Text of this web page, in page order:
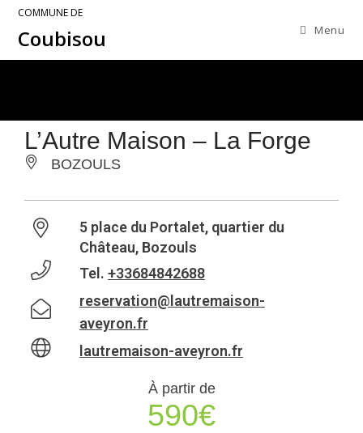
COMMUNE DE
Coubisou Menu
L’Autre Maison – La Forge
BOZOULS
5 place du Portalet, quartier du
Château, Bozouls
Tel. +33684842688
reservation@lautremaison-
aveyron.fr
lautremaison-aveyron.fr
À partir de
590€